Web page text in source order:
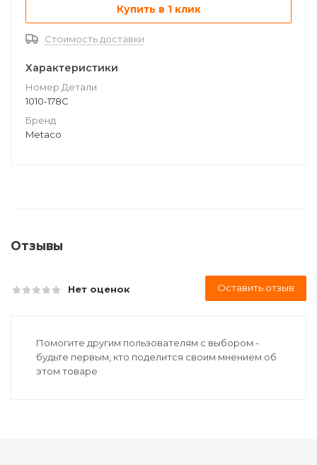
Купить в 1 клик
Стоимость доставки
Характеристики
Номер Детали
1010-178C
Бренд
Metaco
Отзывы
Нет оценок Оставить отзыв
Помогите другим пользователям с выбором -
будьте первым, кто поделится своим мнением об
этом товаре